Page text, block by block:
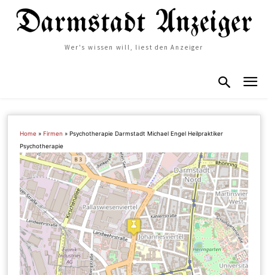
Wer's wissen will, liest den Anzeiger
Home »Firmen »Psychotherapie Darmstadt Michael Engel Heilpraktiker
Psychotherapie